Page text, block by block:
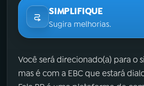
SIMPLIFIQUE
Sugira melhorias.
Você será direcionado(a) para o
mas é com a EBC que estará